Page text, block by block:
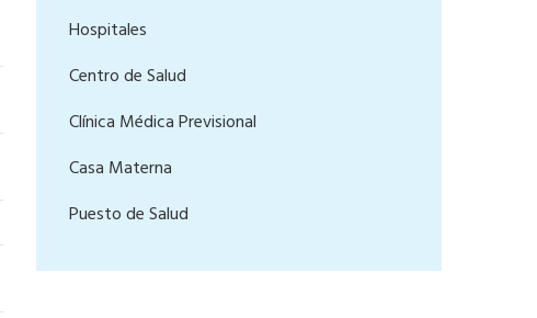
Hospitales
Centro de Salud
Clínica Médica Previsional
Casa Materna
Puesto de Salud